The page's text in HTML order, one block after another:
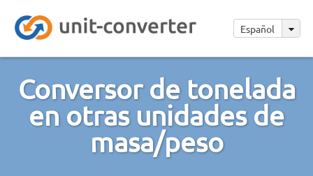
Español
Conversor de tonelada
en otras unidades de
masa/peso